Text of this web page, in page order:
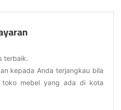
terbaik.
kepada Anda terjangkau bila
toko mebel yang ada di kota